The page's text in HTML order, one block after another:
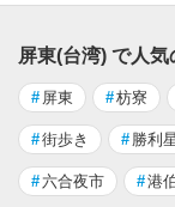
屏東(台湾) で人気
# 屏東 #枋寮
#街歩き # 勝利
#六合夜市 #港